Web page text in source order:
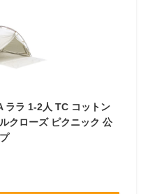
ララ 1-2人 TC コットン
クローズ ピクニック 公